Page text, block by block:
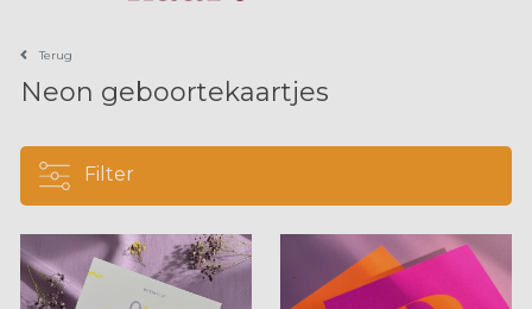
Terug
Neon geboortekaartjes
Filter